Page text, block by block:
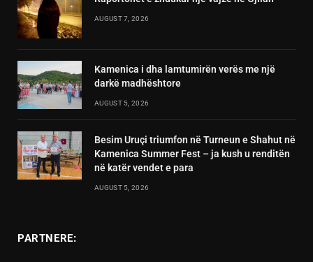
AUGUST 7, 2026
Kamenica i dha lamtumirën verës me një
darkë madhështore
AUGUST 5, 2026
Besim Uruçi triumfon në Turneun e Shahut në
Kamenica Summer Fest – ja kush u renditën
në katër vendet e para
AUGUST 5, 2026
PARTNERE: